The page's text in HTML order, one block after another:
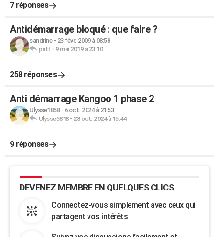
7 réponses
Antidémarrage bloqué : que faire ?
sandrine- 23 févr. 2009 à 08:58
patt - 9 mai 2019 à 23:10
258 réponses
Anti démarrage Kangoo 1 phase 2
Ulysse1858- 6 oct. 2024 à 21:53
Ulysse5818- 28 oct. 2024 à 15:44
9 réponses
DEVENEZ MEMBRE EN QUELQUES CLICS
Connectez-vous simplement avec ceux qui
partagent vos intérêts